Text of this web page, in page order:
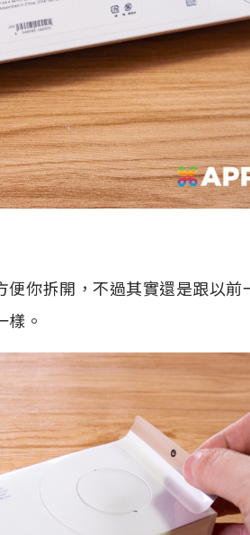
你拆開，不過其實還是跟以前
。